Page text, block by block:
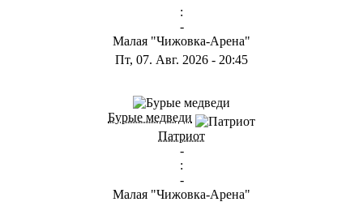
:
-
Малая "Чижовка-Арена"
Пт, 07. Авг. 2026 - 20:45
Бурые медведи
Патриот
-
:
-
Малая "Чижовка-Арена"